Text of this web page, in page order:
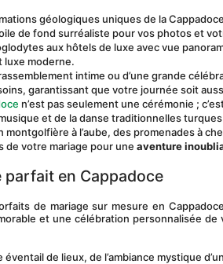
géologiques uniques de la
de fond surréaliste pour vos photos et
aux hôtels de luxe avec vue
luxe moderne.
rassemblement intime ou d’une grande
garantissant que votre journée soit
n’est pas seulement une cérémonie ;
et de la danse traditionnelles
à l’aube, des promenades à
de votre mariage pour une aventure
en Cappadoce
de mariage sur mesure en
et une célébration personnalisée de
de lieux, de l’ambiance mystique